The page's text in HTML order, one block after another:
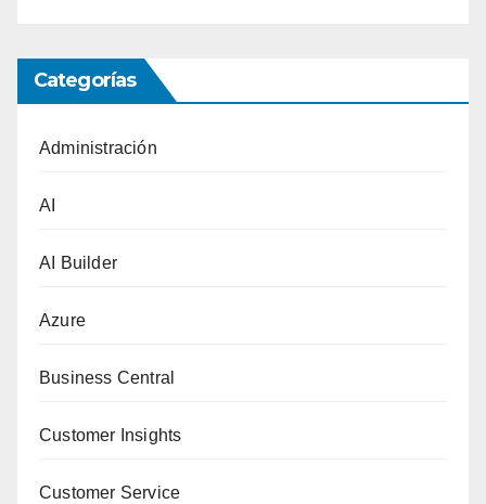
Categorías
Administración
AI
AI Builder
Azure
Business Central
Customer Insights
Customer Service